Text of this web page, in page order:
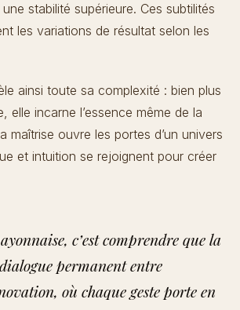
stabilité supérieure. Ces subtilités
les variations de résultat selon les
ainsi toute sa complexité : bien plus
elle incarne l’essence même de la
maîtrise ouvre les portes d’un univers
et intuition se rejoignent pour créer
c’est comprendre que la
permanent entre
où chaque geste porte en